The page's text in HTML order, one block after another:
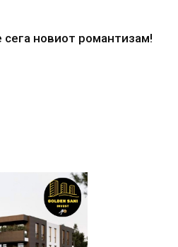
сега новиот романтизам!